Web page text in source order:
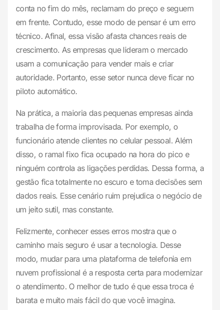
conta no fim do mês, reclamam do preço e seguem
em frente. Contudo, esse modo de pensar é um erro
técnico. Afinal, essa visão afasta chances reais de
crescimento. As empresas que lideram o mercado
usam a comunicação para vender mais e criar
autoridade. Portanto, esse setor nunca deve ficar no
piloto automático.
Na prática, a maioria das pequenas empresas ainda
trabalha de forma improvisada. Por exemplo, o
funcionário atende clientes no celular pessoal. Além
disso, o ramal fixo fica ocupado na hora do pico e
ninguém controla as ligações perdidas. Dessa forma, a
gestão fica totalmente no escuro e toma decisões sem
dados reais. Esse cenário ruim prejudica o negócio de
um jeito sutil, mas constante.
Felizmente, conhecer esses erros mostra que o
caminho mais seguro é usar a tecnologia. Desse
modo, mudar para uma plataforma de telefonia em
nuvem profissional é a resposta certa para modernizar
o atendimento. O melhor de tudo é que essa troca é
barata e muito mais fácil do que você imagina.